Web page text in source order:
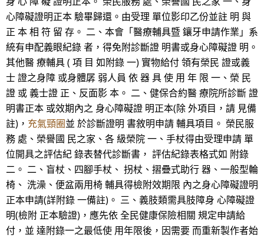
心障礙證明正本 驗畢歸還。由受理 單位影印乙份並註 明 與
正 本 相 符 留 存。 二、本會「醫療輔具暨 鑲牙申請作業」系
統有申配義眼紀錄 者，得免附診斷證 明書或身心障礙證 明。
其他醫 療輔具 ( 項 目 如附錄 一) 實物給付 領有榮民 證或義
士 證之身障 或身體孱 弱人員 依 器 具 使 用 年 限 一、榮 民
證 或 義士證 正、反面影 本。 二、健保合約醫 療院所診斷 證
明書正本 或效期內之 身心障礙證 明正本(除 外項目，請 見備
註)， 充氣頸圈並 於診斷證明 書敘明申請 輔具項目。 榮民服
務 處、榮譽國 民之家、各 級榮院 一、手杖得由受理申請 單
位開具之評估紀 錄表替代診斷書， 評估紀錄表格式如 附錄
二。 二、盲杖、四腳手杖、 拐杖、摺疊式助行 器、一般型輪
椅、 洗澡、便盆兩用椅 輔具得檢附效期限 內之身心障礙證明
正本申請(詳附錄 一備註)。 三、義肢類需具肢障身 心障礙證
明(檢附 正本驗證)，應先依 全民健康保險相關 規定申請給
付，並 達附錄一之最低使 用年限後，因需要 而重新製作者始